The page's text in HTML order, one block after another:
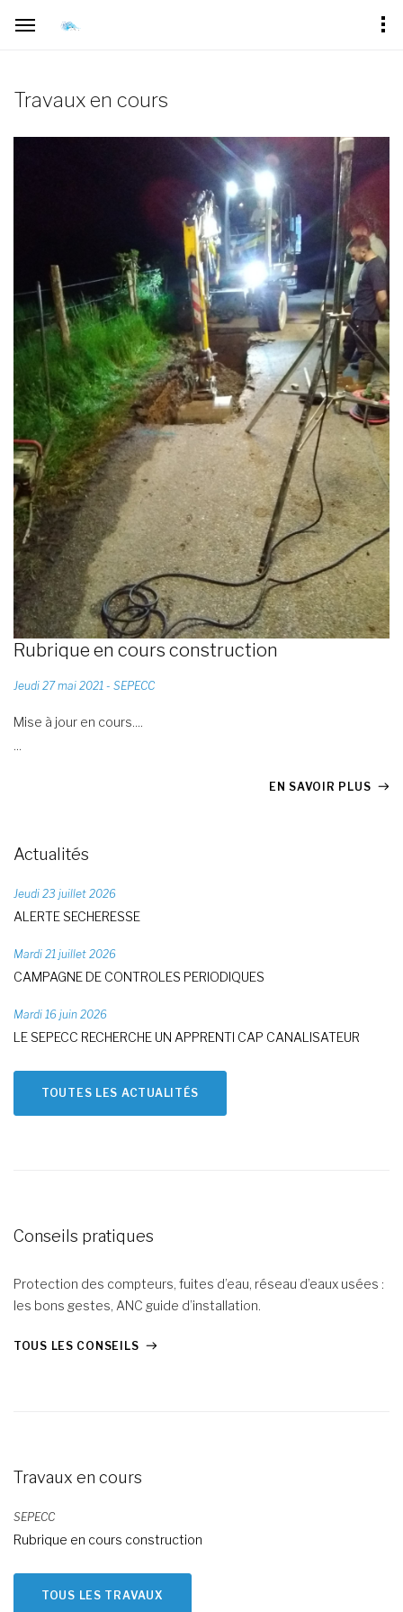
Travaux en cours
Rubrique en cours construction
Jeudi 27 mai 2021 - SEPECC
Mise à jour en cours....
...
EN SAVOIR PLUS
Actualités
Jeudi 23 juillet 2026
ALERTE SECHERESSE
Mardi 21 juillet 2026
CAMPAGNE DE CONTROLES PERIODIQUES
Mardi 16 juin 2026
LE SEPECC RECHERCHE UN APPRENTI CAP CANALISATEUR
TOUTES LES ACTUALITÉS
Conseils pratiques
Protection des compteurs, fuites d’eau, réseau d’eaux usées :
les bons gestes, ANC guide d’installation.
TOUS LES CONSEILS
Travaux en cours
SEPECC
Rubrique en cours construction
TOUS LES TRAVAUX